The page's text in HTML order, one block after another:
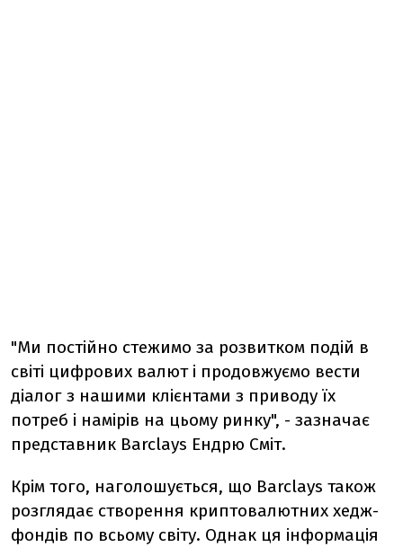
"Ми постійно стежимо за розвитком подій в
світі цифрових валют і продовжуємо вести
діалог з нашими клієнтами з приводу їх
потреб і намірів на цьому ринку", - зазначає
представник Barclays Ендрю Сміт.
Крім того, наголошується, що Barclays також
розглядає створення криптовалютних хедж-
фондів по всьому світу. Однак ця інформація